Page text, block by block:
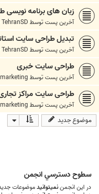
زبان های برنامه نویسی
آخرین پست توسطTehranSD
تبدیل طراحی سایت
آخرین پست توسطTehranSD
طراحی سایت خبری
آخرین پست توسط
طراحی سایت مراکز تجاری
آخرین پست توسط
موضوع جدید
سطوح دسترسي انجمن
در این انجمننمیتوانیدموضوعات